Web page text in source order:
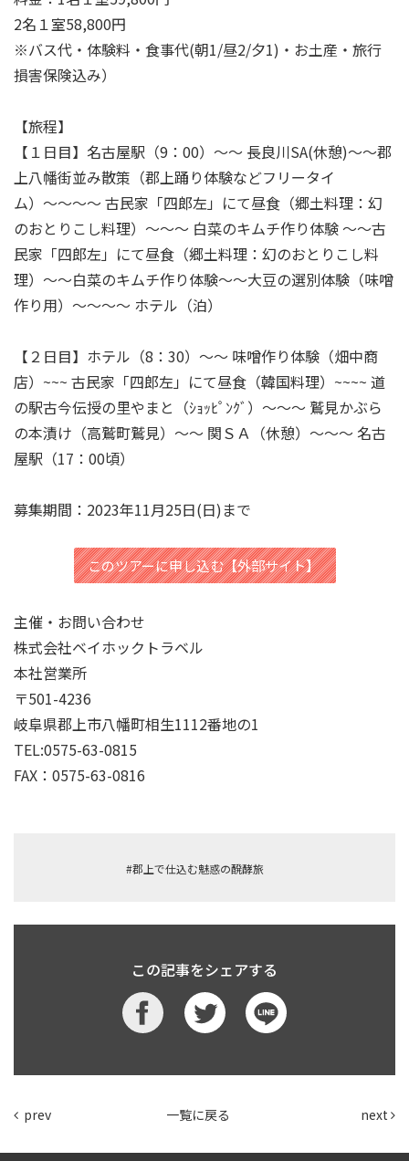
2名１室58,800円
※バス代・体験料・食事代(朝1/昼2/夕1)・お土産・旅行
損害保険込み）
【旅程】
【１日目】名古屋駅（9：00）〜〜 長良川SA(休憩)〜〜郡
上八幡街並み散策（郡上踊り体験などフリータイ
ム）〜〜〜〜 古民家「四郎左」にて昼食（郷土料理：幻
のおとりこし料理）〜〜〜 白菜のキムチ作り体験 〜〜古
民家「四郎左」にて昼食（郷土料理：幻のおとりこし料
理）〜〜白菜のキムチ作り体験〜〜大豆の選別体験（味噌
作り用）〜〜〜〜 ホテル（泊）
【２日目】ホテル（8：30）〜〜 味噌作り体験（畑中商
店）~~~ 古民家「四郎左」にて昼食（韓国料理）~~~~ 道
の駅古今伝授の里やまと（ｼｮｯﾋﾟﾝｸﾞ）〜〜〜 鷲見かぶら
の本漬け（高鷲町鷲見）〜〜 関ＳＡ（休憩）〜〜〜 名古
屋駅（17：00頃）
募集期間：2023年11月25日(日)まで
このツアーに申し込む【外部サイト】
主催・お問い合わせ
株式会社ベイホックトラベル
本社営業所
〒501-4236
岐阜県郡上市八幡町相生1112番地の1
TEL:0575-63-0815
FAX：0575-63-0816
#郡上で仕込む魅惑の醗酵旅
この記事をシェアする
prev 一覧に戻る next